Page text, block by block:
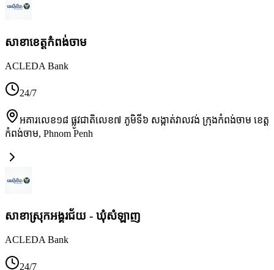
សាខា​ខេត្តកំពង់ចាម
ACLEDA Bank
24/7
អគារលេខ១៨ ផ្លូវជាតិលេខ៧ ភូមិទី៦ សង្កាត់វាលវង់ ក្រុងកំពង់ចាម ខេត្ត
កំពង់ចាម, Phnom Penh
សាខាស្រុកអង្គរជ័យ - ឃុំសំឡាញ
ACLEDA Bank
24/7